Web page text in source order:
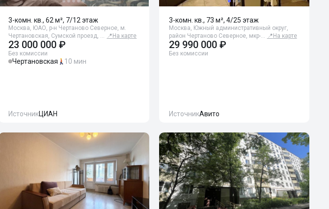
3-комн. кв., 62 м², 7/12 этаж
Москва, ЮАО, р-н Чертаново Северное, м.
Чертановская, Сумской проезд, … 📍 На карте
23 000 000 ₽
Без комиссии
Чертановская 10 мин
ИсточникЦИАН
3-комн. кв., 73 м², 4/25 этаж
Москва, Южный административный округ,
район Чертаново Северное, мкр-… 📍 На карте
29 990 000 ₽
Без комиссии
ИсточникАвито